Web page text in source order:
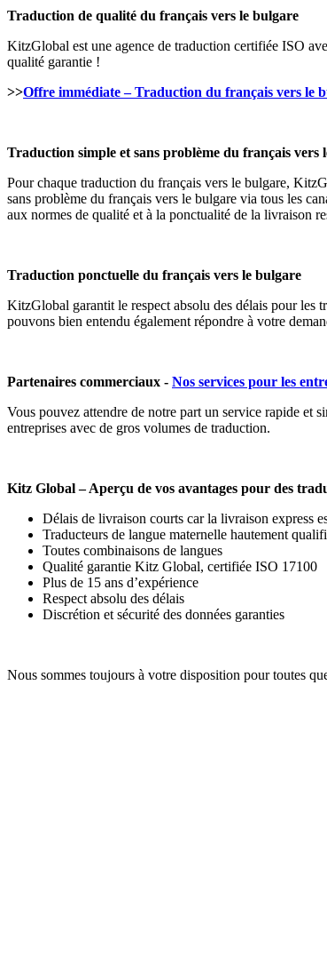
Traduction de qualité du français vers le bulgare
KitzGlobal est une agence de traduction certifiée ISO
qualité garantie !
>>Offre immédiate – Traduction du français vers le
Traduction simple et sans problème du français vers
Pour chaque traduction du français vers le bulgare,
sans problème du français vers le bulgare via tous les
aux normes de qualité et à la ponctualité de la livraison
Traduction ponctuelle du français vers le bulgare
KitzGlobal garantit le respect absolu des délais pour les
pouvons bien entendu également répondre à votre
Partenaires commerciaux - Nos services pour les
Vous pouvez attendre de notre part un service rapide et
entreprises avec de gros volumes de traduction.
Kitz Global – Aperçu de vos avantages pour des
Délais de livraison courts car la livraison express
Traducteurs de langue maternelle hautement
Toutes combinaisons de langues
Qualité garantie Kitz Global, certifiée ISO 17100
Plus de 15 ans d’expérience
Respect absolu des délais
Discrétion et sécurité des données garanties
Nous sommes toujours à votre disposition pour toutes